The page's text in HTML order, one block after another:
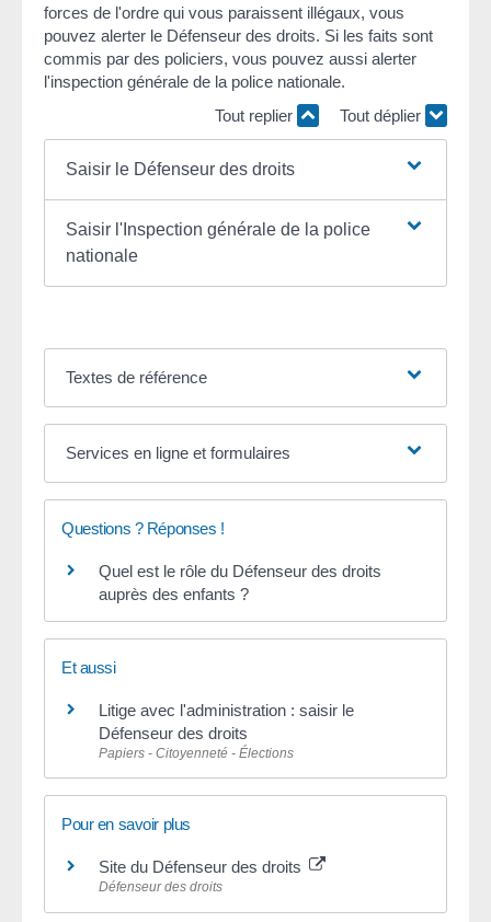
forces de l'ordre qui vous paraissent illégaux, vous
pouvez alerter le Défenseur des droits. Si les faits sont
commis par des policiers, vous pouvez aussi alerter
l'inspection générale de la police nationale.
Tout replier
Tout déplier
Saisir le Défenseur des droits
Saisir l'Inspection générale de la police
nationale
Textes de référence
Services en ligne et formulaires
Questions ? Réponses !
Quel est le rôle du Défenseur des droits
auprès des enfants ?
Et aussi
Litige avec l'administration : saisir le
Défenseur des droits
Papiers - Citoyenneté - Élections
Pour en savoir plus
Site du Défenseur des droits
Défenseur des droits